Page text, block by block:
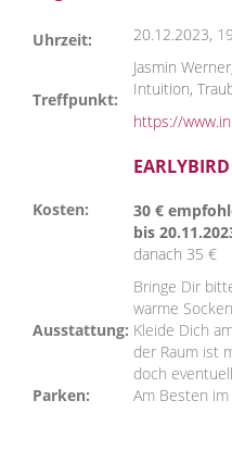
Uhrzeit: 20.12.2023,
Treffpunkt:
Jasmin Werner,
Intuition,
https://
Kosten:
EARLYBIRD
30 €
bis
danach 35 €
Ausstattung:
Bringe Dir
warme
Kleide Dich
der Raum ist
doch
Parken:
Am Besten im